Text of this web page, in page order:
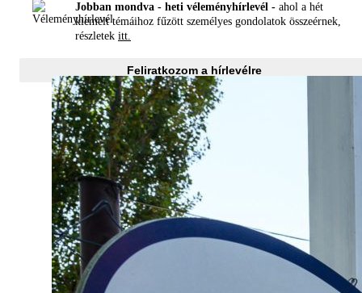
Jobban mondva - heti véleményhírlevél - ahol a hét
kiemelt témáihoz fűzött személyes gondolatok összeérnek,
részletek itt.
Feliratkozom a hírlevélre